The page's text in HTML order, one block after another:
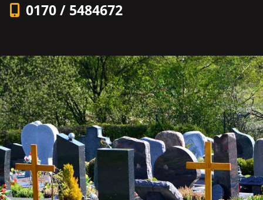
0170 / 5484672